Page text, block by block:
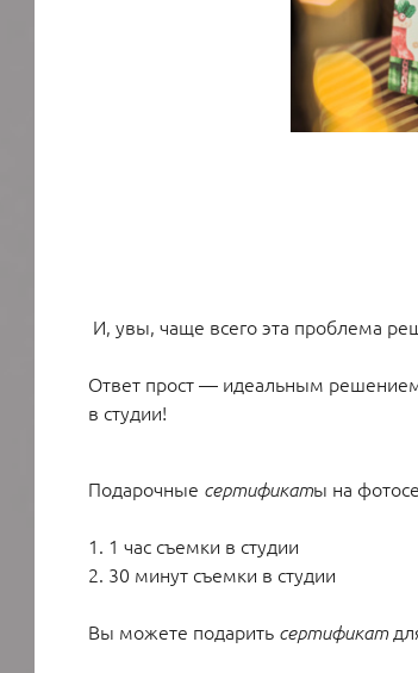
И, увы, чаще всего эта проблема
Ответ прост — идеальным решением
в студии!
Подарочные сертификаты на
1. 1 час съемки в студии
2. 30 минут съемки в студии
Вы можете подарить сертификат